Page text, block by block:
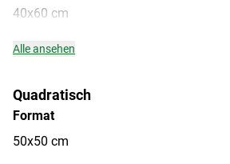
40x60 cm
Alle ansehen
Quadratisch
Format
50x50 cm